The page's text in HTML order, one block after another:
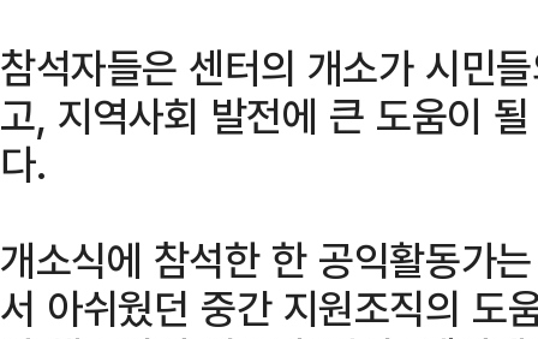
참석자들은 센터의 개소가 시민
고, 지역사회 발전에 큰 도움이
다.
개소식에 참석한 한 공익활동가
서 아쉬웠던 중간 지원조직의 도